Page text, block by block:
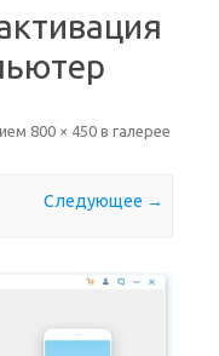
800 × 450 в галерее
Следующее →